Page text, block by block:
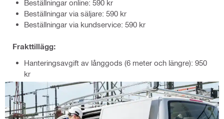
Beställningar online: 590 kr
Beställningar via säljare: 590 kr
Beställningar via kundservice: 590 kr
Frakttillägg:
Hanteringsavgift av långgods (6 meter och längre): 950
kr